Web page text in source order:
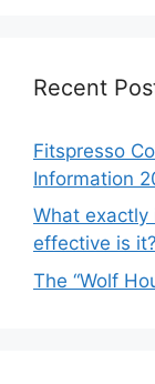
Recent
Fitspresso
Information
What exactly
effective is it?
The “Wolf